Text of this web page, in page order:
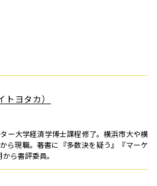
ヨタカ）
ー大学経済学博士課程修了。横浜市大や横
ら現職。著書に『多数決を疑う』『マーケ
ら書評委員。